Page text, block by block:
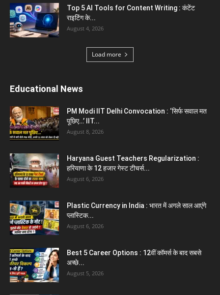
Top 5 AI Tools for Content Writing : कंटेंट
राइटिंग के...
August 4, 2026
Load more
Educational News
PM Modi IIT Delhi Convocation : ‘सिर्फ सवाल मत
पूछिए…’ IIT...
August 8, 2026
Haryana Guest Teachers Regularization :
हरियाणा के 12 हजार गेस्ट टीचर्स...
August 6, 2026
Plastic Currency in India : भारत में अगले साल आएंगे
प्लास्टिक...
August 6, 2026
Best 5 Career Options : 12वीं कॉमर्स के बाद सबसे
अच्छे...
August 5, 2026